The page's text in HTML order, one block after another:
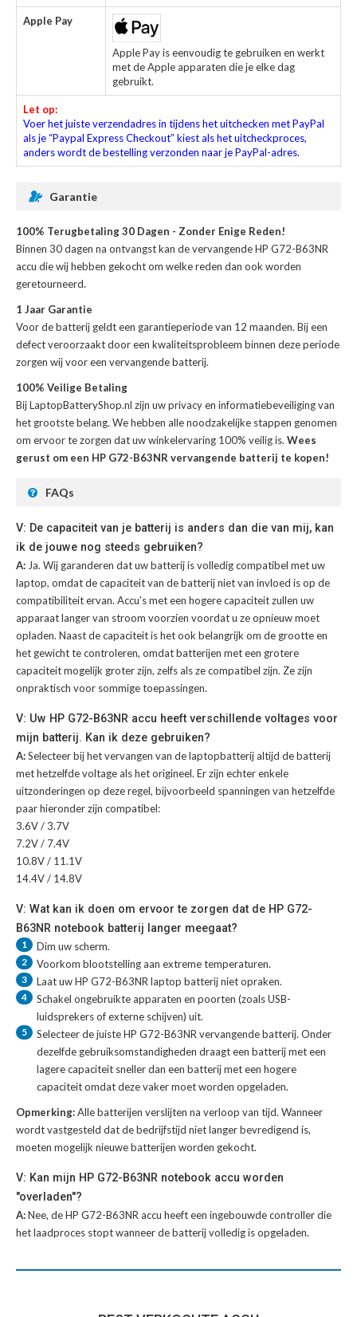
Apple Pay
Apple Pay is eenvoudig te gebruiken en werkt
met de Apple apparaten die je elke dag
gebruikt.
Let op:
Voer het juiste verzendadres in tijdens het uitchecken met PayPal
als je “Paypal Express Checkout” kiest als het uitcheckproces,
anders wordt de bestelling verzonden naar je PayPal-adres.
Garantie
100% Terugbetaling 30 Dagen - Zonder Enige Reden!
Binnen 30 dagen na ontvangst kan devervangende HP G72-B63NR
accu die wij hebben gekocht om welke reden dan ook worden
geretourneerd.
1 Jaar Garantie
Voor debatterij geldt een garantieperiode van 12 maanden. Bij een
defect veroorzaakt door een kwaliteitsprobleem binnen deze periode
zorgen wij voor een vervangende batterij.
100% Veilige Betaling
Bij LaptopBatteryShop.nl zijn uw privacy en informatiebeveiliging van
het grootste belang. We hebben alle noodzakelijke stappen genomen
om ervoor te zorgen dat uw winkelervaring 100% veilig is. Wees
gerust om een HP G72-B63NR vervangende batterij te kopen!
FAQs
V: De capaciteit van je batterij is anders dan die van mij, kan
ik de jouwe nog steeds gebruiken?
A: Ja. Wij garanderen dat uw batterij is volledig compatibel met uw
laptop, omdat de capaciteit van de batterij niet van invloed is op de
compatibiliteit ervan. Accu's met een hogere capaciteit zullen uw
apparaat langer van stroom voorzien voordat u ze opnieuw moet
opladen. Naast de capaciteit is het ook belangrijk om de grootte en
het gewicht te controleren, omdat batterijen met een grotere
capaciteit mogelijk groter zijn, zelfs als ze compatibel zijn. Ze zijn
onpraktisch voor sommige toepassingen.
V: Uw HP G72-B63NR accu heeft verschillende voltages voor
mijn batterij. Kan ik deze gebruiken?
A:Selecteer bij het vervangen van de laptopbatterij altijd de batterij
met hetzelfde voltage als het origineel. Er zijn echter enkele
uitzonderingen op deze regel, bijvoorbeeld spanningen van hetzelfde
paar hieronder zijn compatibel:
3.6V / 3.7V
7.2V / 7.4V
10.8V / 11.1V
14.4V / 14.8V
V: Wat kan ik doen om ervoor te zorgen dat de HP G72-
B63NR notebook batterij langer meegaat?
1 Dim uw scherm.
2 Voorkom blootstelling aan extreme temperaturen.
3 Laat uwHP G72-B63NR laptop batterijniet opraken.
4
Schakel ongebruikte apparaten en poorten (zoals USB-
luidsprekers of externe schijven) uit.
5 Selecteer de juisteHP G72-B63NR vervangende batterij. Onder
dezelfde gebruiksomstandigheden draagt een batterij met een
lagere capaciteit sneller dan een batterij met een hogere
capaciteit omdat deze vaker moet worden opgeladen.
Opmerking:Alle batterijen verslijten na verloop van tijd. Wanneer
wordt vastgesteld dat de bedrijfstijd niet langer bevredigend is,
moeten mogelijk nieuwe batterijen worden gekocht.
V: Kan mijn HP G72-B63NR notebook accu worden
"overladen"?
A:Nee, de HP G72-B63NR accu heeft een ingebouwde controller die
het laadproces stopt wanneer de batterij volledig is opgeladen.